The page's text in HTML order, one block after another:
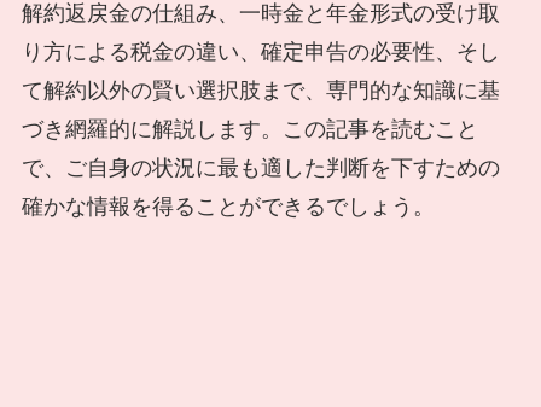
解約返戻金の仕組み、一時金と年金形式の受け取
り方による税金の違い、確定申告の必要性、そし
て解約以外の賢い選択肢まで、専門的な知識に基
づき網羅的に解説します。この記事を読むこと
で、ご自身の状況に最も適した判断を下すための
確かな情報を得ることができるでしょう。